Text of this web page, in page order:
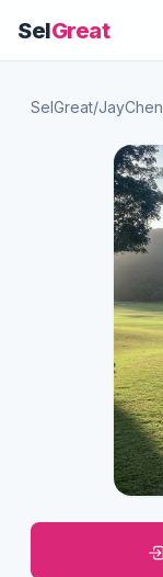
SelGreat
SelGreat/JayChen